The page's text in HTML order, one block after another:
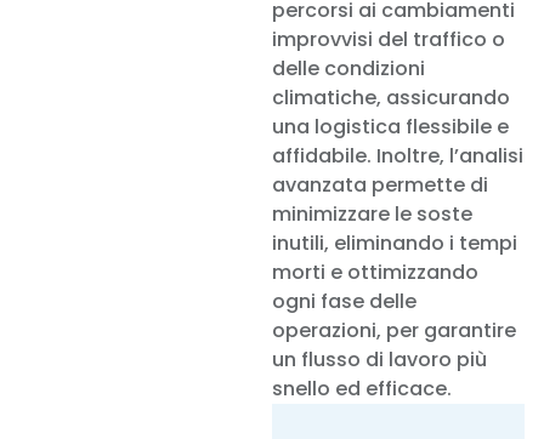
percorsi ai cambiamenti
improvvisi del traffico o
delle condizioni
climatiche, assicurando
una logistica flessibile e
affidabile. Inoltre, l’analisi
avanzata permette di
minimizzare le soste
inutili, eliminando i tempi
morti e ottimizzando
ogni fase delle
operazioni, per garantire
un flusso di lavoro più
snello ed efficace.